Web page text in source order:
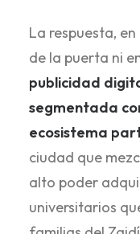
La respuesta,
de la puerta ni
publicidad
segmentada
ecosistema
ciudad que
alto poder
universitarios